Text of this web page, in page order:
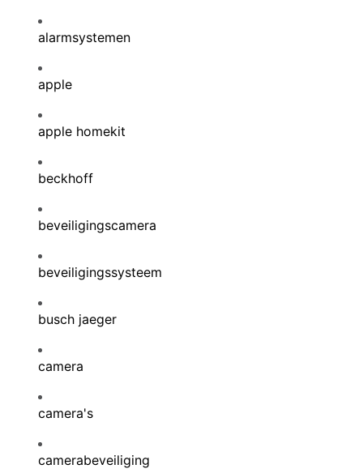
alarmsystemen
apple
apple homekit
beckhoff
beveiligingscamera
beveiligingssysteem
busch jaeger
camera
camera's
camerabeveiliging